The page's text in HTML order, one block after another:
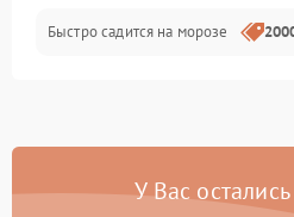
Быстро садится на морозе
У Вас